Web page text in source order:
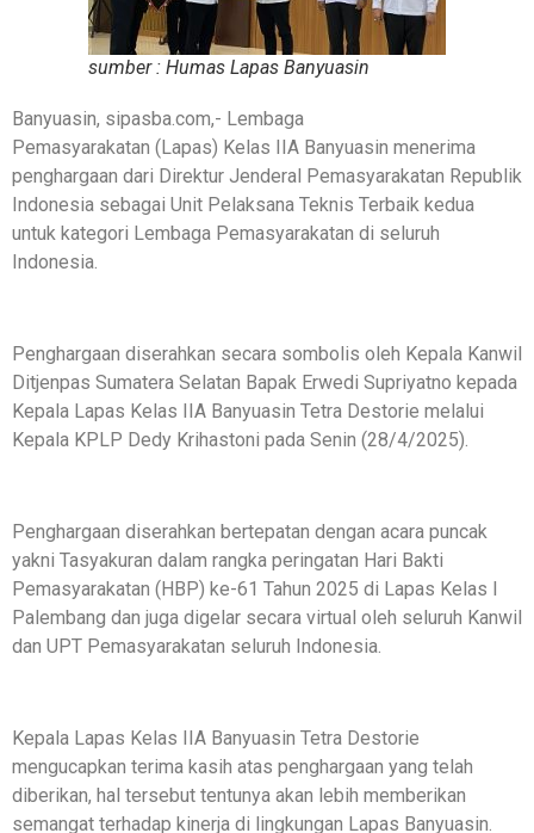
sumber : Humas Lapas Banyuasin
Banyuasin, sipasba.com,- Lembaga
Pemasyarakatan (Lapas) Kelas IIA Banyuasin menerima
penghargaan dari Direktur Jenderal Pemasyarakatan Republik
Indonesia sebagai Unit Pelaksana Teknis Terbaik kedua
untuk kategori Lembaga Pemasyarakatan di seluruh
Indonesia.
Penghargaan diserahkan secara sombolis oleh Kepala Kanwil
Ditjenpas Sumatera Selatan Bapak Erwedi Supriyatno kepada
Kepala Lapas Kelas IIA Banyuasin Tetra Destorie melalui
Kepala KPLP Dedy Krihastoni pada Senin (28/4/2025).
Penghargaan diserahkan bertepatan dengan acara puncak
yakni Tasyakuran dalam rangka peringatan Hari Bakti
Pemasyarakatan (HBP) ke-61 Tahun 2025 di Lapas Kelas I
Palembang dan juga digelar secara virtual oleh seluruh Kanwil
dan UPT Pemasyarakatan seluruh Indonesia.
Kepala Lapas Kelas IIA Banyuasin Tetra Destorie
mengucapkan terima kasih atas penghargaan yang telah
diberikan, hal tersebut tentunya akan lebih memberikan
semangat terhadap kinerja di lingkungan Lapas Banyuasin.